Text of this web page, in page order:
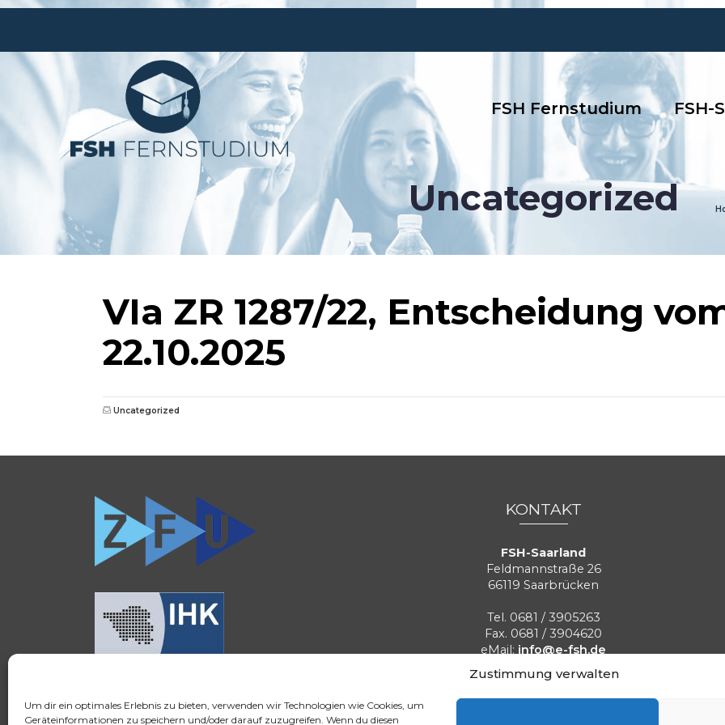
Zustimmung verwalten
Um dir ein optimales Erlebnis zu bieten, verwenden wir Technologien wie Cookies, um
Geräteinformationen zu speichern und/oder darauf zuzugreifen. Wenn du diesen
FSH Fernstudium FSH-
Uncategorized
VIa ZR 1287/22, Entscheidung
22.10.2025
Uncategorized
KONTAKT
FSH-Saarland
Feldmannstraße 26
66119 Saarbrücken
Tel. 0681 / 3905263
Fax. 0681 / 3904620
eMail: info@e-fsh.de
Kontaktformular aufrufen
© 2026 FSH Fernstudium